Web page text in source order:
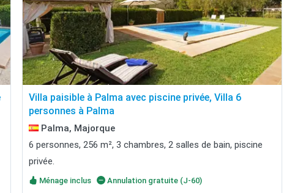
Villa paisible à Palma avec piscine privée, Villa 6
personnes à Palma
Palma, Majorque
6 personnes, 256 m², 3 chambres, 2 salles de bain, piscine
privée.
Ménage inclus Annulation gratuite (J-60)